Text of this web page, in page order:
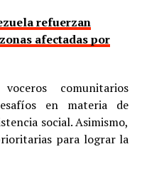
refuerzan
afectadas por
comunitarios
en materia de
social. Asimismo,
para lograr la